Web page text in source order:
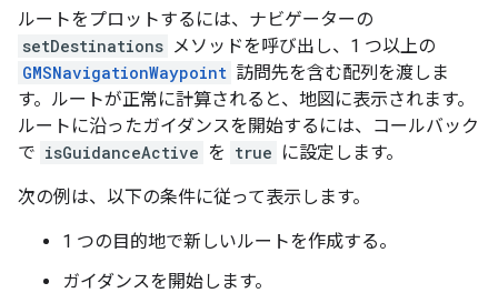
ルートをプロットするには、ナビゲーターの
setDestinations メソッドを呼び出し、1 つ以上の
GMSNavigationWaypoint 訪問先を含む配列を渡しま
す。ルートが正常に計算されると、地図に表示されます。
ルートに沿ったガイダンスを開始するには、コールバック
で isGuidanceActive を true に設定します。
次の例は、以下の条件に従って表示します。
1 つの目的地で新しいルートを作成する。
ガイダンスを開始します。